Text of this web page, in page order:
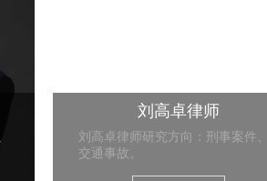
刘高卓律师
刘高卓律师研究方向：刑事案件、
交通事故。